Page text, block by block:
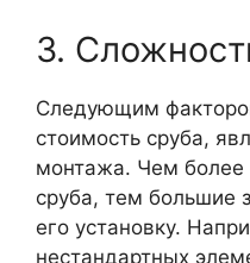
3.
Следующим
стоимость сруба,
монтажа. Чем более
сруба, тем большие
его установку.
нестандартных